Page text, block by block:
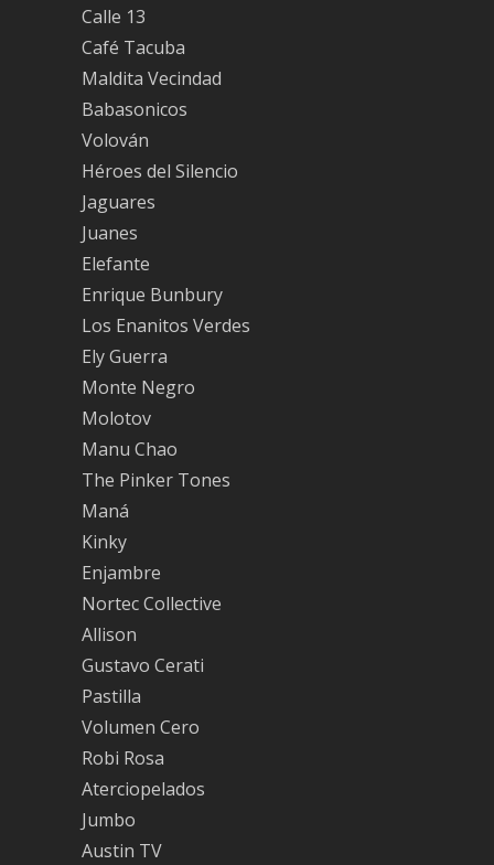
Calle 13
Café Tacuba
Maldita Vecindad
Babasonicos
Volován
Héroes del Silencio
Jaguares
Juanes
Elefante
Enrique Bunbury
Los Enanitos Verdes
Ely Guerra
Monte Negro
Molotov
Manu Chao
The Pinker Tones
Maná
Kinky
Enjambre
Nortec Collective
Allison
Gustavo Cerati
Pastilla
Volumen Cero
Robi Rosa
Aterciopelados
Jumbo
Austin TV